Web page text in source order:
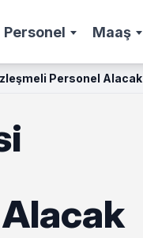
Personel Maaş
Personel Alacak